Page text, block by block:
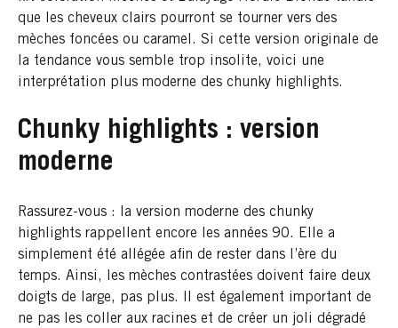
que les cheveux clairs pourront se tourner vers des
mèches foncées ou caramel. Si cette version originale de
la tendance vous semble trop insolite, voici une
interprétation plus moderne des chunky highlights.
Chunky highlights : version
moderne
Rassurez-vous : la version moderne des chunky
highlights rappellent encore les années 90. Elle a
simplement été allégée afin de rester dans l’ère du
temps. Ainsi, les mèches contrastées doivent faire deux
doigts de large, pas plus. Il est également important de
ne pas les coller aux racines et de créer un joli dégradé